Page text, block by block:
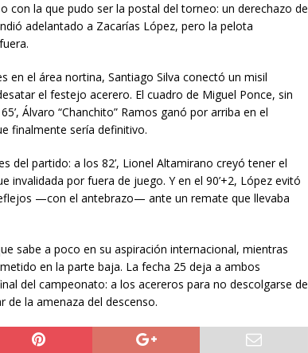
con la que pudo ser la postal del torneo: un derechazo de
adelantado a Zacarías López, pero la pelota
en el área nortina, Santiago Silva conectó un misil
el festejo acerero. El cuadro de Miguel Ponce, sin
Álvaro “Chanchito” Ramos ganó por arriba en el
finalmente sería definitivo.
del partido: a los 82’, Lionel Altamirano creyó tener el
por fuera de juego. Y en el 90’+2, López evitó
—con el antebrazo— ante un remate que llevaba
sabe a poco en su aspiración internacional, mientras
en la parte baja. La fecha 25 deja a ambos
del campeonato: a los acereros para no descolgarse de
de la amenaza del descenso.